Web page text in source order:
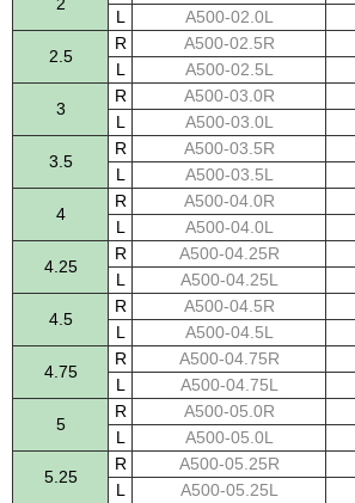
2
L
A500-02.0L
2.5
R A500-02.5R
L
A500-02.5L
3
R A500-03.0R
L
A500-03.0L
3.5
R A500-03.5R
L
A500-03.5L
4
R A500-04.0R
L
A500-04.0L
4.25
R A500-04.25R
L
A500-04.25L
4.5
R A500-04.5R
L
A500-04.5L
4.75
R A500-04.75R
L
A500-04.75L
5
R A500-05.0R
L
A500-05.0L
5.25
R A500-05.25R
L
A500-05.25L